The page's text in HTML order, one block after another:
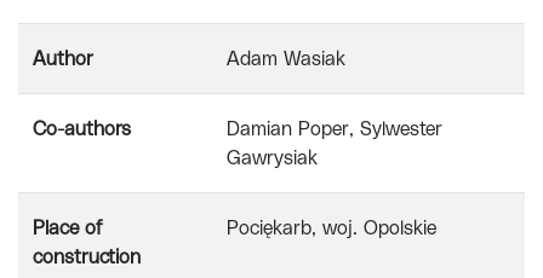
Author Adam Wasiak
Co-authors
Damian Poper, Sylwester
Gawrysiak
Place of
construction
Pociękarb, woj. Opolskie